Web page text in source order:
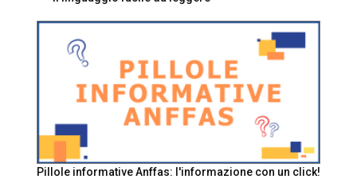
Pillole informative Anffas: l'informazione con un click!